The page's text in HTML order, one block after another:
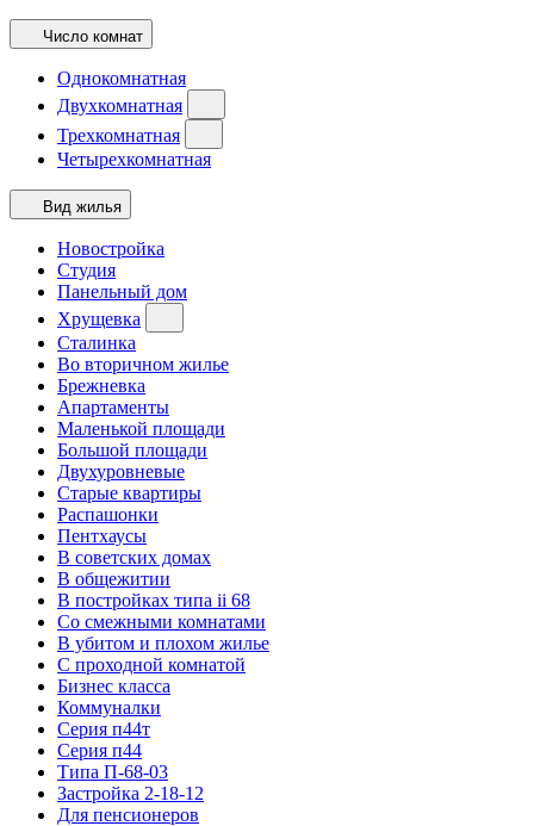
Число комнат
Однокомнатная
Двухкомнатная
Трехкомнатная
Четырехкомнатная
Вид жилья
Новостройка
Студия
Панельный дом
Хрущевка
Сталинка
Во вторичном жилье
Брежневка
Апартаменты
Маленькой площади
Большой площади
Двухуровневые
Старые квартиры
Распашонки
Пентхаусы
В советских домах
В общежитии
В постройках типа ii 68
Со смежными комнатами
В убитом и плохом жилье
С проходной комнатой
Бизнес класса
Коммуналки
Серия п44т
Серия п44
Типа П-68-03
Застройка 2-18-12
Для пенсионеров